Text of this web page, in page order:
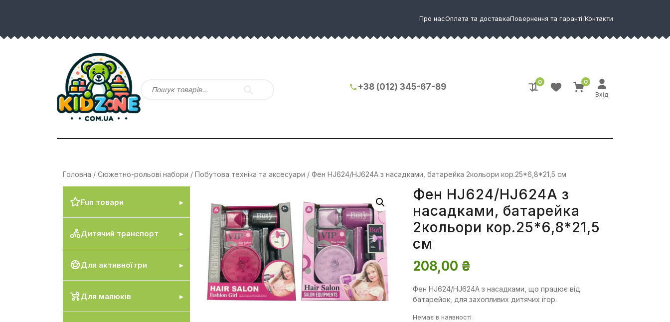
Про насОплата та доставкаПовернення та гарантіїКонтакти
+38 (012) 345-67-89
0 0
Вхід
Головна / Сюжетно-рольові набори / Побутова техніка та аксесуари / Фен HJ624/HJ624A з насадками, батарейка 2кольори кор.25*6,8*21,5 см
Fun товари
Дитячий транспорт
Для активної гри
Для малюків
Фен HJ624/HJ624A з
насадками, батарейка
2кольори кор.25*6,8*21,5
см
208,00 ₴
Фен HJ624/HJ624A з насадками, що працює від
батарейок, для захопливих дитячих ігор.
Немає в наявності